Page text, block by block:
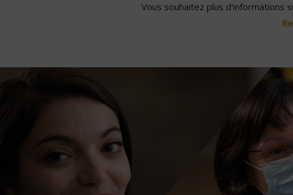
Vous souhaitez plus d'informations